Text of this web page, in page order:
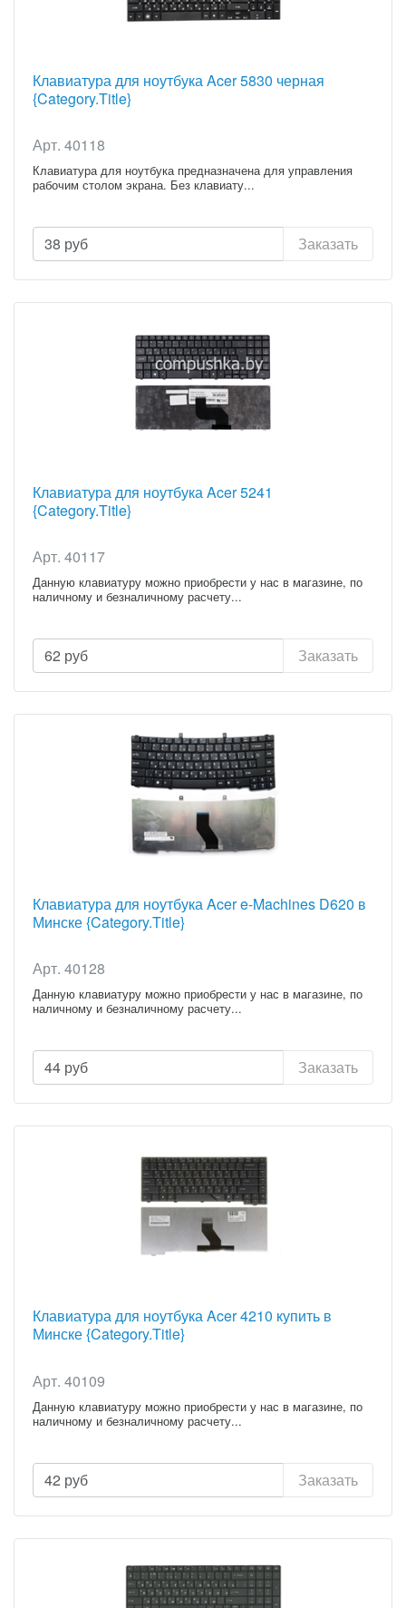
Клавиатура для ноутбука Acer 5830 черная
{Category.Title}
Арт. 40118
Клавиатура для ноутбука предназначена для управления
рабочим столом экрана. Без клавиату...
38 руб Заказать
Клавиатура для ноутбука Acer 5241
{Category.Title}
Арт. 40117
Данную клавиатуру можно приобрести у нас в магазине, по
наличному и безналичному расчету...
62 руб Заказать
Клавиатура для ноутбука Acer e-Machines D620 в
Минске {Category.Title}
Арт. 40128
Данную клавиатуру можно приобрести у нас в магазине, по
наличному и безналичному расчету...
44 руб Заказать
Клавиатура для ноутбука Acer 4210 купить в
Минске {Category.Title}
Арт. 40109
Данную клавиатуру можно приобрести у нас в магазине, по
наличному и безналичному расчету...
42 руб Заказать